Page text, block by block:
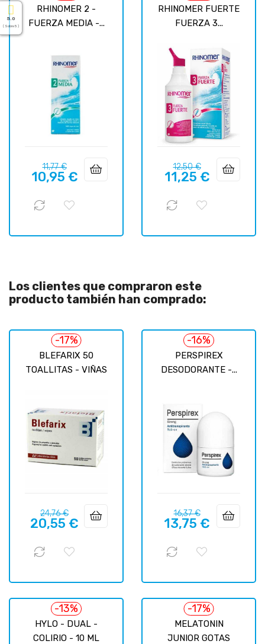
RHINOMER 2 -
FUERZA MEDIA -...
Precio
regular
11,77 €Precio
10,95 €
RHINOMER FUERTE
FUERZA 3...
Precio
regular
12,50 €Precio
11,25 €
Los clientes que compraron este
producto también han comprado:
BLEFARIX 50
TOALLITAS - VIÑAS
-17%
Precio
regular
24,76 €Precio
20,55 €
PERSPIREX
DESODORANTE -...
-16%
Precio
regular
16,37 €Precio
13,75 €
HYLO - DUAL -
COLIRIO - 10 ML
-13%
MELATONIN
JUNIOR GOTAS
-17%
5.0
( Sobre 5 )